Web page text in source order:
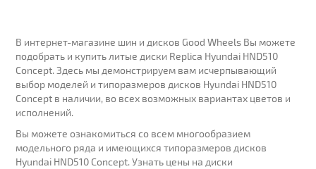
В интернет-магазине шин и дисков Good Wheels Вы можете
подобрать и купить литые диски Replica Hyundai HND510
Concept. Здесь мы демонстрируем вам исчерпывающий
выбор моделей и типоразмеров дисков Hyundai HND510
Concept в наличии, во всех возможных вариантах цветов и
исполнений.
Вы можете ознакомиться со всем многообразием
модельного ряда и имеющихся типоразмеров дисков
Hyundai HND510 Concept. Узнать цены на диски